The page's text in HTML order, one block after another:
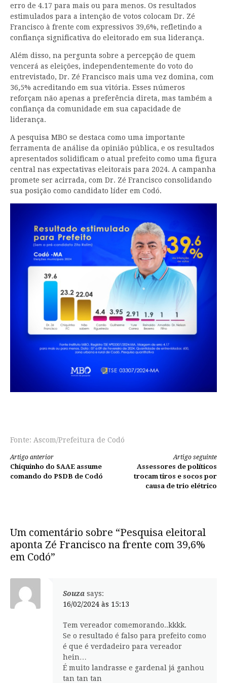
erro de 4.17 para mais ou para menos. Os resultados
estimulados para a intenção de votos colocam Dr. Zé
Francisco à frente com expressivos 39,6%, refletindo a
confiança significativa do eleitorado em sua liderança.
Além disso, na pergunta sobre a percepção de quem
vencerá as eleições, independentemente do voto do
entrevistado, Dr. Zé Francisco mais uma vez domina, com
36,5% acreditando em sua vitória. Esses números
reforçam não apenas a preferência direta, mas também a
confiança da comunidade em sua capacidade de
liderança.
A pesquisa MBO se destaca como uma importante
ferramenta de análise da opinião pública, e os resultados
apresentados solidificam o atual prefeito como uma figura
central nas expectativas eleitorais para 2024. A campanha
promete ser acirrada, com Dr. Zé Francisco consolidando
sua posição como candidato líder em Codó.
Fonte: Ascom/Prefeitura de Codó
Continue
lendo
Artigo anterior
Chiquinho do SAAE assume
comando do PSDB de Codó
Artigo seguinte
Assessores de políticos
trocam tiros e socos por
causa de trio elétrico
Um comentário sobre “Pesquisa eleitoral
aponta Zé Francisco na frente com 39,6%
em Codó”
Souza says:
16/02/2024 às 15:13
Tem vereador comemorando..kkkk.
Se o resultado é falso para prefeito como
é que é verdadeiro para vereador
hein…
É muito landrasse e gardenal já ganhou
tan tan tan